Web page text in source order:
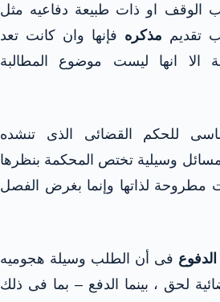
الوقف او ذات طبيعة دفاعيه مثل
تقديم مذكره فإنها وان كانت تعد
الا انها ليست موضوع المطالبة
للحكم القضائى الذى تنشده
وسيلية تختص المحكمة بنظرها
مطروحة لذاتها وإنما بغرض الفصل
الدفوع فى أن الطلب وسيلة هجوميه
لحق ، بينما الدفع – بما فى ذلك